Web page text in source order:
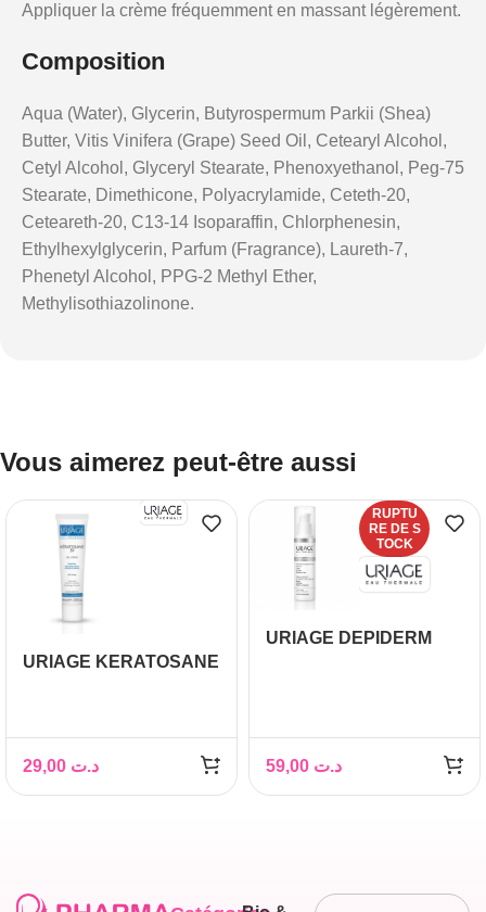
Appliquer la crème fréquemment en massant légèrement.
Composition
Aqua (Water), Glycerin, Butyrospermum Parkii (Shea)
Butter, Vitis Vinifera (Grape) Seed Oil, Cetearyl Alcohol,
Cetyl Alcohol, Glyceryl Stearate, Phenoxyethanol, Peg-75
Stearate, Dimethicone, Polyacrylamide, Ceteth-20,
Ceteareth-20, C13-14 Isoparaffin, Chlorphenesin,
Ethylhexylglycerin, Parfum (Fragrance), Laureth-7,
Phenetyl Alcohol, PPG-2 Methyl Ether,
Methylisothiazolinone.
Vous aimerez peut-être aussi
URIAGE KERATOSANE
د.ت
RUPTU
RE DE S
TOCK
URIAGE DEPIDERM
د.ت